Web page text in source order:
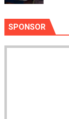
SPONSOR